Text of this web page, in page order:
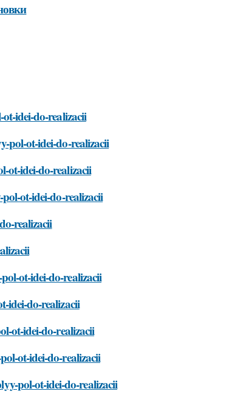
idei-do-realizacii
pol-ot-idei-do-realizacii
ot-idei-do-realizacii
ot-idei-do-realizacii
realizacii
ot-idei-do-realizacii
idei-do-realizacii
ot-idei-do-realizacii
ot-idei-do-realizacii
pol-ot-idei-do-realizacii